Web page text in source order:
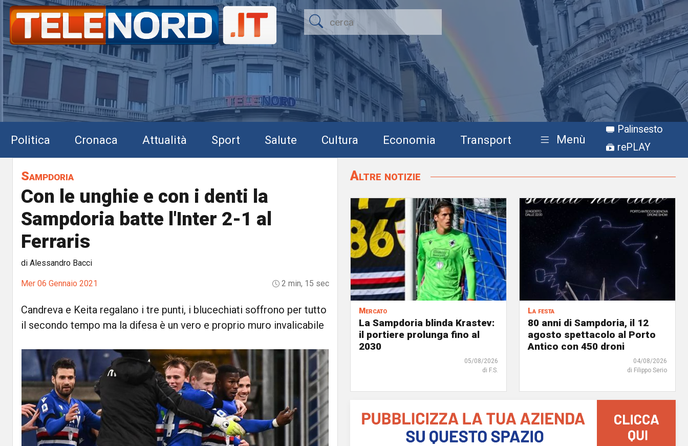
Politica Cronaca Attualità Sport Salute Cultura Economia Transport Menù
Palinsesto
rePLAY
Sampdoria
Con le unghie e con i denti la
Sampdoria batte l'Inter 2-1 al
Ferraris
di Alessandro Bacci
Mer 06 Gennaio 2021 2 min, 15 sec
Candreva e Keita regalano i tre punti, i blucechiati soffrono per tutto
il secondo tempo ma la difesa è un vero e proprio muro invalicabile
Altre notizie
Mercato
La Sampdoria blinda Krastev:
il portiere prolunga fino al
2030
05/08/2026
di F.S.
La festa
80 anni di Sampdoria, il 12
agosto spettacolo al Porto
Antico con 450 droni
04/08/2026
di Filippo Serio